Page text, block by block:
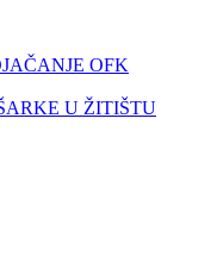
OFK
U ŽITIŠTU